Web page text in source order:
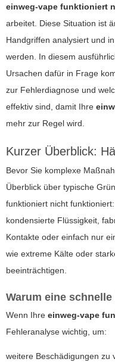
einweg-vape funktioniert
arbeitet. Diese Situation ist
Handgriffen analysiert und
werden. In diesem
Ursachen dafür in Frage
zur Fehlerdiagnose und
effektiv sind, damit Ihre
mehr zur Regel wird.
Kurzer Überblick:
Bevor Sie komplexe
Überblick über typische
funktioniert nicht
kondensierte Flüssigkeit,
Kontakte oder einfach nur
wie extreme Kälte oder
beeinträchtigen.
Warum eine
Wenn Ihre einweg-vape
Fehleranalyse wichtig, um:
weitere Beschädigungen zu